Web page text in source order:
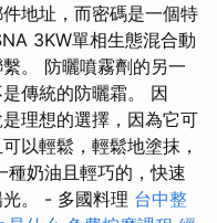
地址，而密碼是一個特
3KW單相生態混合動
。 防曬噴霧劑的另一
傳統的防曬霜。 因
理想的選擇，因為它可
以輕鬆，輕鬆地塗抹，
種奶油且輕巧的，快速
。 - 多國料理 台中整